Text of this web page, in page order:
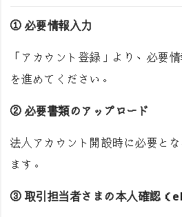
① 必要情報入力
「アカウント登録」より、必要
を進めてください。
② 必要書類のアップロード
法人アカウント開設時に必要と
ます。
③ 取引担当者さまの本人確認（